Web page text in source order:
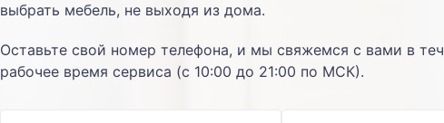
выбрать мебель, не выходя из дома.
Оставьте свой номер телефона, и мы свяжемся с вами в
рабочее время сервиса (с 10:00 до 21:00 по МСК).